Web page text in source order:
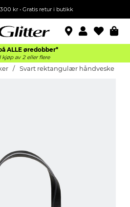
kr • Gratis retur i butikk
ALLE øredobber*
kjøp av 2 eller flere
Svart rektangulær håndveske